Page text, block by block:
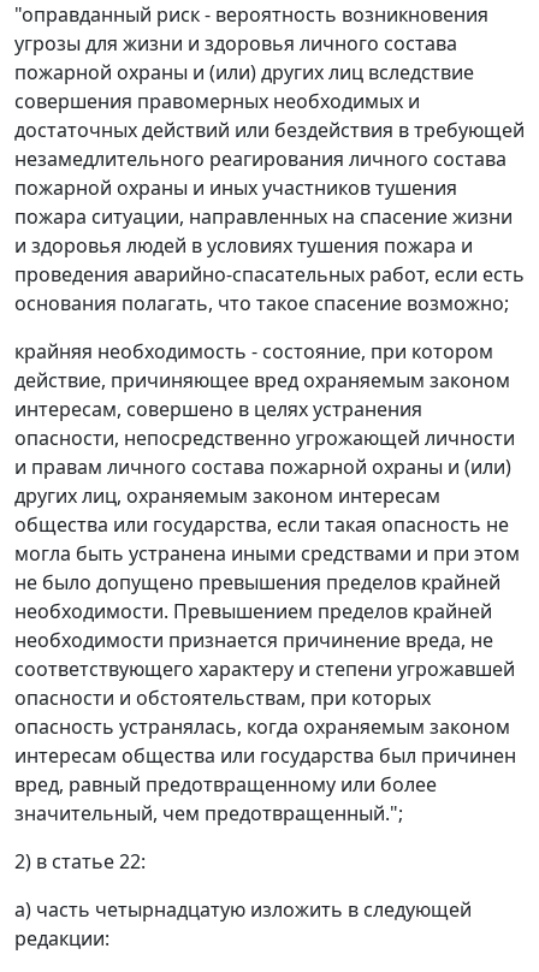
"оправданный риск - вероятность возникновения
угрозы для жизни и здоровья личного состава
пожарной охраны и (или) других лиц вследствие
совершения правомерных необходимых и
достаточных действий или бездействия в требующей
незамедлительного реагирования личного состава
пожарной охраны и иных участников тушения
пожара ситуации, направленных на спасение жизни
и здоровья людей в условиях тушения пожара и
проведения аварийно-спасательных работ, если есть
основания полагать, что такое спасение возможно;
крайняя необходимость - состояние, при котором
действие, причиняющее вред охраняемым законом
интересам, совершено в целях устранения
опасности, непосредственно угрожающей личности
и правам личного состава пожарной охраны и (или)
других лиц, охраняемым законом интересам
общества или государства, если такая опасность не
могла быть устранена иными средствами и при этом
не было допущено превышения пределов крайней
необходимости. Превышением пределов крайней
необходимости признается причинение вреда, не
соответствующего характеру и степени угрожавшей
опасности и обстоятельствам, при которых
опасность устранялась, когда охраняемым законом
интересам общества или государства был причинен
вред, равный предотвращенному или более
значительный, чем предотвращенный.";
2) в статье 22:
а) часть четырнадцатую изложить в следующей
редакции: